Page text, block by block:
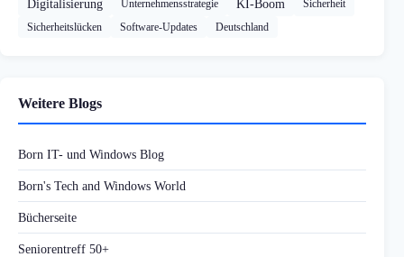
Digitalisierung
Unternehmensstrategie KI-Boom
Sicherheit
Sicherheitslücken
Software-Updates Deutschland
Weitere Blogs
Born IT- und Windows Blog
Born's Tech and Windows World
Bücherseite
Seniorentreff 50+